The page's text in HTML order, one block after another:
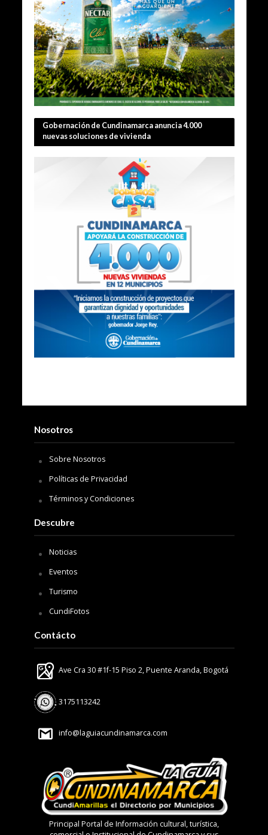
Gobernación de Cundinamarca anuncia 4.000
nuevas soluciones de vivienda
Nosotros
Sobre Nosotros
Políticas de Privacidad
Términos y Condiciones
Descubre
Noticias
Eventos
Turismo
CundiFotos
Contácto
Ave Cra 30 #1f-15 Piso 2, Puente Aranda, Bogotá
3175113242
info@laguiacundinamarca.com
Principal Portal de Información cultural, turística,